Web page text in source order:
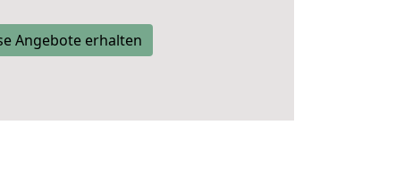
Angebote erhalten